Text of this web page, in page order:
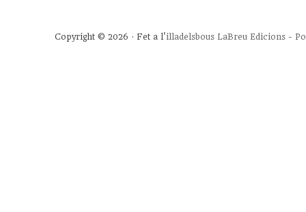
Copyright © 2026 · Fet a l'illadelsbous LaBreu Edicions -